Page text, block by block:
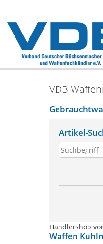
VDB
Artikel-
Händlershop
Waffen